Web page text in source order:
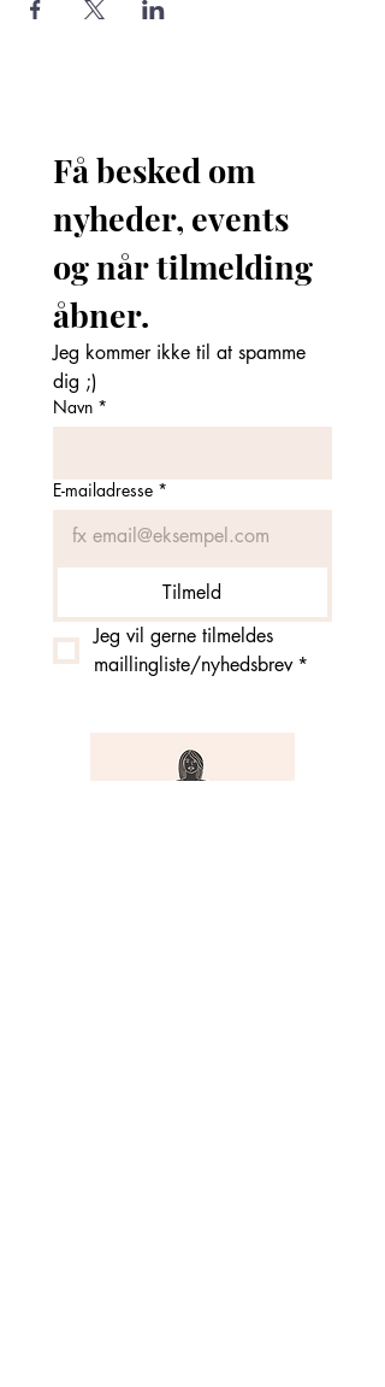
Få besked om
nyheder, events
og når tilmelding
Jeg kommer ikke til at spamme
dig ;)
Navn *
E-mailadresse *
Tilmeld
Jeg vil gerne tilmeldes
maillingliste/nyhedsbrev *